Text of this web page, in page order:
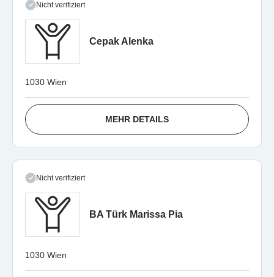
Nicht verifiziert
Cepak Alenka
1030 Wien
MEHR DETAILS
Nicht verifiziert
BA Türk Marissa Pia
1030 Wien